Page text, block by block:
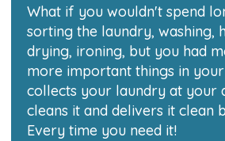
What if you wouldn't spend
sorting the laundry, washing,
drying, ironing, but you had
more important things in
collects your laundry at your
cleans it and delivers it clean
Every time you need it!